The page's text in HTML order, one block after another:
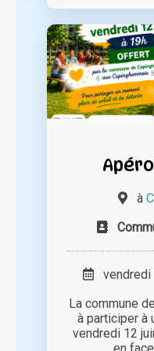
à
vendredi
La commune
à participer à
vendredi 12